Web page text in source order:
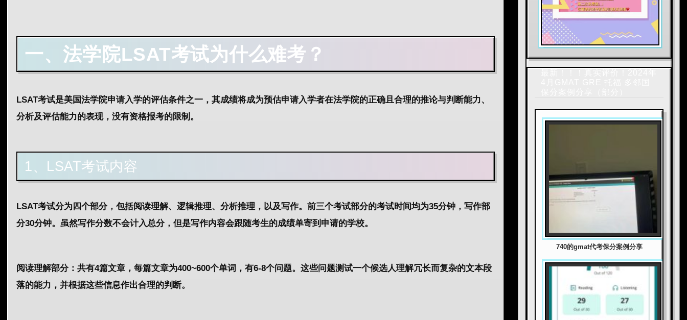
一、法学院LSAT考试为什么难考？
LSAT考试是美国法学院申请入学的评估条件之一，其成绩将成为预估申请入学者在法学院的正确且合理的推论与判断能力、
分析及评估能力的表现，没有资格报考的限制。
1、LSAT考试内容
LSAT考试分为四个部分，包括阅读理解、逻辑推理、分析推理，以及写作。前三个考试部分的考试时间均为35分钟，写作部
分30分钟。虽然写作分数不会计入总分，但是写作内容会跟随考生的成绩单寄到申请的学校。
阅读理解部分：共有4篇文章，每篇文章为400~600个单词，有6-8个问题。这些问题测试一个候选人理解冗长而复杂的文本段
落的能力，并根据这些信息作出合理的判断。
740的gmat代考保分案例分享